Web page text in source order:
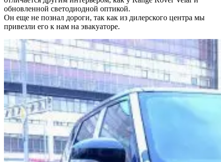
обновленной светодиодной оптикой.
Он еще не познал дороги, так как из дилерского центра мы
привезли его к нам на эвакуаторе.